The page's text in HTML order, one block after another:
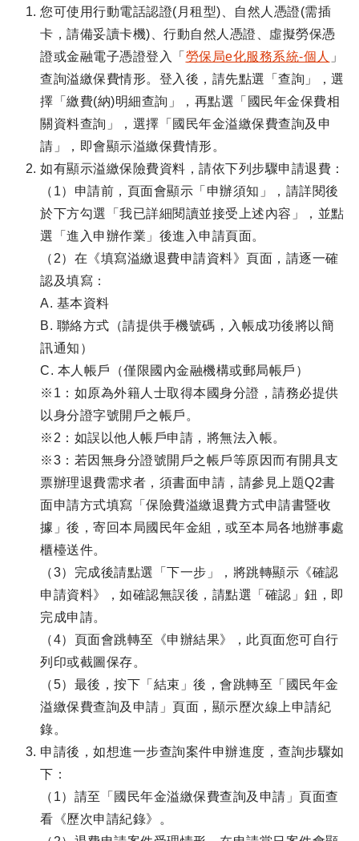
您可使用行動電話認證(月租型)、自然人憑證(需插
卡，請備妥讀卡機)、行動自然人憑證、虛擬勞保憑
證或金融電子憑證登入「 勞保局e化服務系統-個人 」
查詢溢繳保費情形。登入後，請先點選「查詢」，選
擇「繳費(納)明細查詢」，再點選「國民年金保費相
關資料查詢」，選擇「國民年金溢繳保費查詢及申
請」，即會顯示溢繳保費情形。
如有顯示溢繳保險費資料，請依下列步驟申請退費：
（1）申請前，頁面會顯示「申辦須知」，請詳閱後
於下方勾選「我已詳細閱讀並接受上述內容」，並點
選「進入申辦作業」後進入申請頁面。
（2）在《填寫溢繳退費申請資料》頁面，請逐一確
認及填寫：
A. 基本資料
B. 聯絡方式（請提供手機號碼，入帳成功後將以簡
訊通知）
C. 本人帳戶（僅限國內金融機構或郵局帳戶）
※1：如原為外籍人士取得本國身分證，請務必提供
以身分證字號開戶之帳戶。
※2：如誤以他人帳戶申請，將無法入帳。
※3：若因無身分證號開戶之帳戶等原因而有開具支
票辦理退費需求者，須書面申請，請參見上題Q2書
面申請方式填寫「保險費溢繳退費方式申請書暨收
據」後，寄回本局國民年金組，或至本局各地辦事處
櫃檯送件。
（3）完成後請點選「下一步」，將跳轉顯示《確認
申請資料》，如確認無誤後，請點選「確認」鈕，即
完成申請。
（4）頁面會跳轉至《申辦結果》，此頁面您可自行
列印或截圖保存。
（5）最後，按下「結束」後，會跳轉至「國民年金
溢繳保費查詢及申請」頁面，顯示歷次線上申請紀
錄。
申請後，如想進一步查詢案件申辦進度，查詢步驟如
下：
（1）請至「國民年金溢繳保費查詢及申請」頁面查
看《歷次申請紀錄》。